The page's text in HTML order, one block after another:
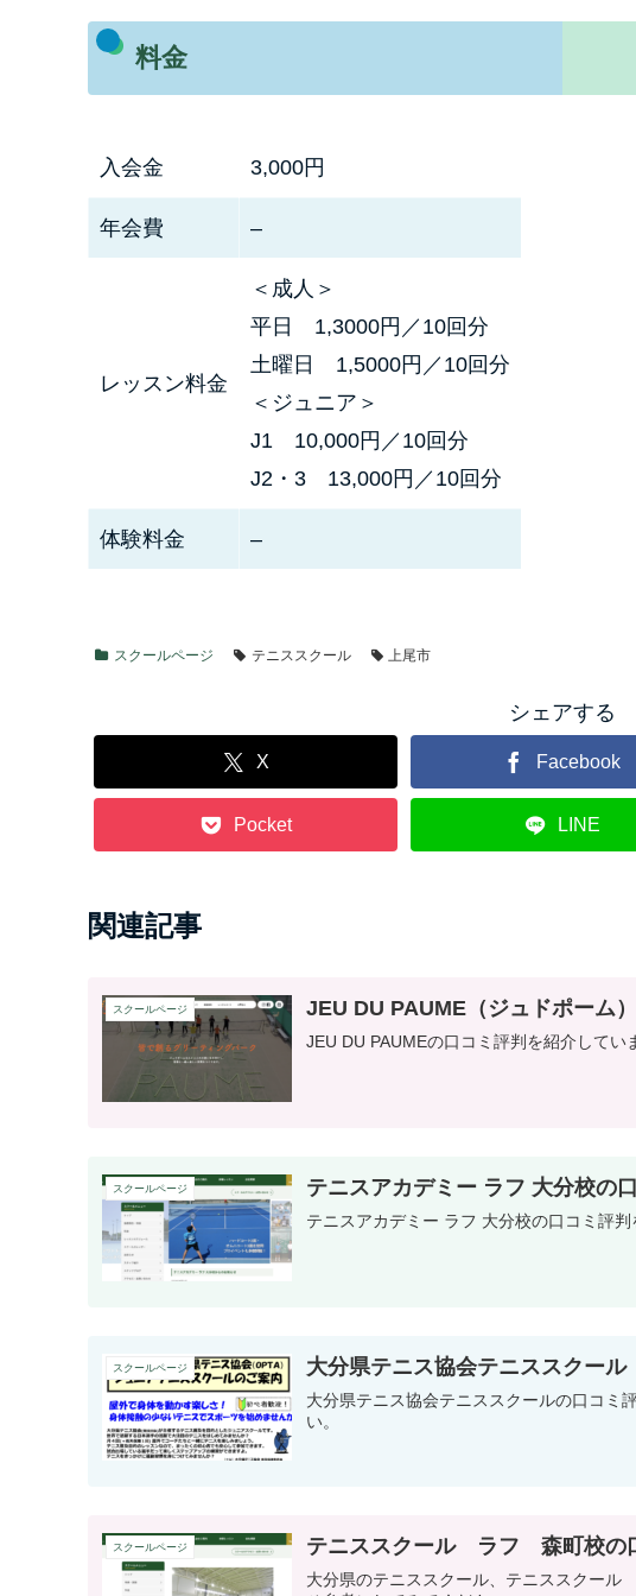
料金
入会金 3,000円
年会費 –
レッスン料金
＜成人＞
平日 1,3000円／10回分
土曜日 1,5000円／10回分
＜ジュニア＞
J1 10,000円／10回分
J2・3 13,000円／10回分
体験料金 –
スクールページ テニススクール 上尾市
シェアする
X Facebook
Pocket LINE
関連記事
スクールページ JEU DU PAUME（ジュドポーム
JEU DU PAUMEの口コミ評判を紹介してい
スクールページ テニスアカデミー ラフ 大分校の
テニスアカデミー ラフ 大分校の口コミ評
スクールページ 大分県テニス協会テニススクー
大分県テニス協会テニススクールの口コミ
い。
スクールページ テニススクール ラフ 森町校の
大分県のテニススクール、テニススクー